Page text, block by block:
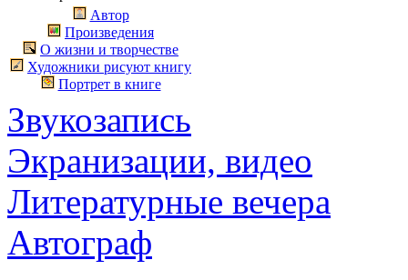
Автор
Произведения
О жизни и творчестве
Художники рисуют книгу
Портрет в книге
Звукозапись
Экранизации, видео
Литературные вечера
Автограф